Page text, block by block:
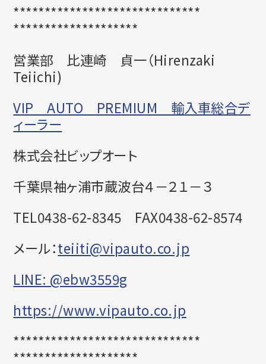
******************************
********************
営業部 比連崎 貞一（Hirenzaki
Teiichi)
VIP AUTO PREMIUM 輸入車総合デ
ィーラー
株式会社ビップオート
千葉県袖ヶ浦市蔵波台４－２１－３
TEL0438-62-8345
FAX0438-62-8574
メール：teiiti@vipauto.co.jp
LINE: @ebw3559g
https://www.vipauto.co.jp
******************************
********************